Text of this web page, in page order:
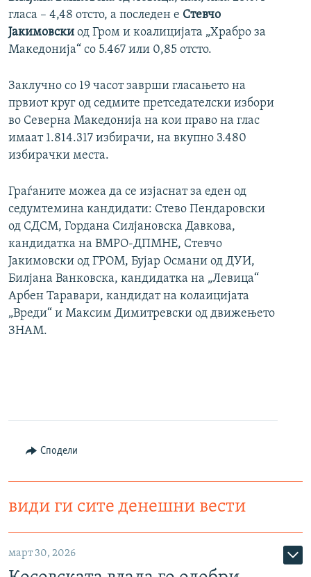
гласа – 4,48 отсто, а последен е Стевчо
Јакимовски од Гром и коалицијата „Храбро за
Македонија“ со 5.467 или 0,85 отсто.
Заклучно со 19 часот заврши гласањето на
првиот круг од седмите претседателски избори
во Северна Македонија на кои право на глас
имаат 1.814.317 избирачи, на вкупно 3.480
избирачки места.
Граѓаните можеа да се изјаснат за еден од
седумтемина кандидати: Стево Пендаровски
од СДСМ, Гордана Силјановска Давкова,
кандидатка на ВМРО-ДПМНЕ, Стевчо
Јакимовски од ГРОМ, Бујар Османи од ДУИ,
Билјана Ванковска, кандидатка на „Левица“
Арбен Таравари, кандидат на колаицијата
„Вреди“ и Максим Димитревски од движењето
ЗНАМ.
Сподели
види ги сите денешни вести
март 30, 2026